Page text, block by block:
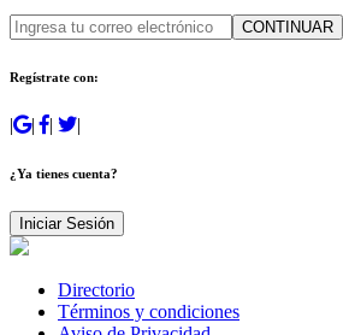
CONTINUAR
Regístrate con:
| | | |
¿Ya tienes cuenta?
Iniciar Sesión
Directorio
Términos y condiciones